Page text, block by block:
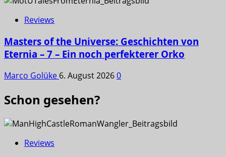
Reviews
Masters of the Universe: Geschichten von
Eternia – 7 – Ein noch perfekterer Orko
Marco Golüke 6. August 20260
Schon gesehen?
Reviews